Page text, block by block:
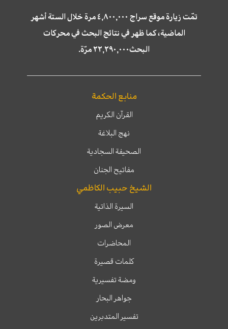
تمّت زيارة موقع سراج ٤,٨٠٠,٠٠٠ مرة خلال الستة أشهر
الماضية، كما ظهر في نتائج البحث في محركات
البحث٢٢,٢٩٠,٠٠٠ مرّة.
منابع الحكمة
القرآن الكريم
نهج البلاغة
الصحيفة السجادية
مفاتيح الجنان
الشيخ حبيب الكاظمي
السيرة الذاتية
معرض الصور
المحاضرات
كلمات قصيرة
ومضة تفسيرية
جواهر البحار
تفسير المتدبرين